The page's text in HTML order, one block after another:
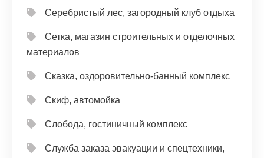
Серебристый лес, загородный клуб отдыха
Сетка, магазин строительных и отделочных
материалов
Сказка, оздоровительно-банный комплекс
Скиф, автомойка
Слобода, гостиничный комплекс
Служба заказа эвакуации и спецтехники,